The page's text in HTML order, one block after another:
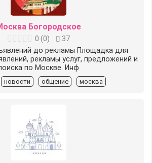
Богородское
0 (0)
37
до рекламы Площадка для
рекламы услуг, предложений и
по Москве. Инф
новости общение москва